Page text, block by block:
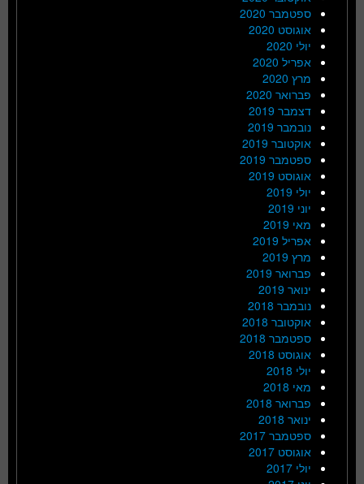
ספטמבר 2020
אוגוסט 2020
יולי 2020
אפריל 2020
מרץ 2020
פברואר 2020
דצמבר 2019
נובמבר 2019
אוקטובר 2019
ספטמבר 2019
אוגוסט 2019
יולי 2019
יוני 2019
מאי 2019
אפריל 2019
מרץ 2019
פברואר 2019
ינואר 2019
נובמבר 2018
אוקטובר 2018
ספטמבר 2018
אוגוסט 2018
יולי 2018
מאי 2018
פברואר 2018
ינואר 2018
ספטמבר 2017
אוגוסט 2017
יולי 2017